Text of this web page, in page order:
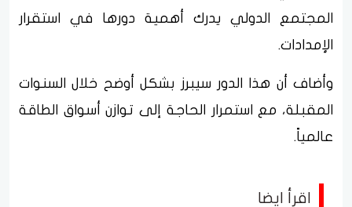
المجتمع الدولي يدرك أهمية دورها في استقرار
الإمدادات.
وأضاف أن هذا الدور سيبرز بشكل أوضح خلال السنوات
المقبلة، مع استمرار الحاجة إلى توازن أسواق الطاقة
عالمياً.
اقرأ ايضا